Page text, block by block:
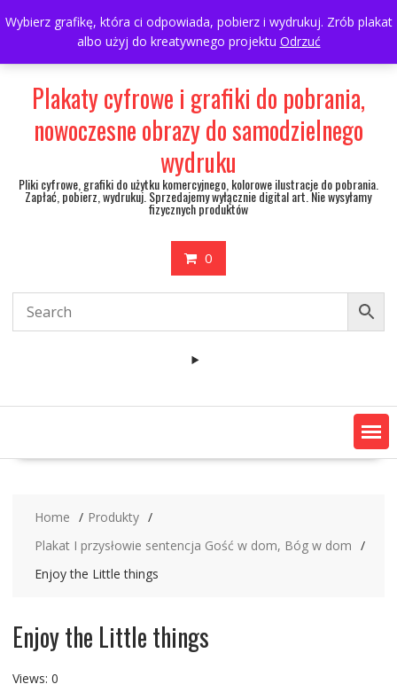
Wybierz grafikę, która ci odpowiada, pobierz i wydrukuj. Zrób plakat
albo użyj do kreatywnego projektu Odrzuć
to
697063361
walulik@gmail.com
My Account
Plakaty cyfrowe i grafiki do pobrania,
nowoczesne obrazy do samodzielnego
wydruku
Pliki cyfrowe, grafiki do użytku komercyjnego, kolorowe ilustracje do pobrania.
Zapłać, pobierz, wydrukuj. Sprzedajemy wyłącznie digital art. Nie wysyłamy
fizycznych produktów
0
Home
Produkty
Plakat I przysłowie sentencja Gość w dom, Bóg w dom
Enjoy the Little things
Enjoy the Little things
Views: 0